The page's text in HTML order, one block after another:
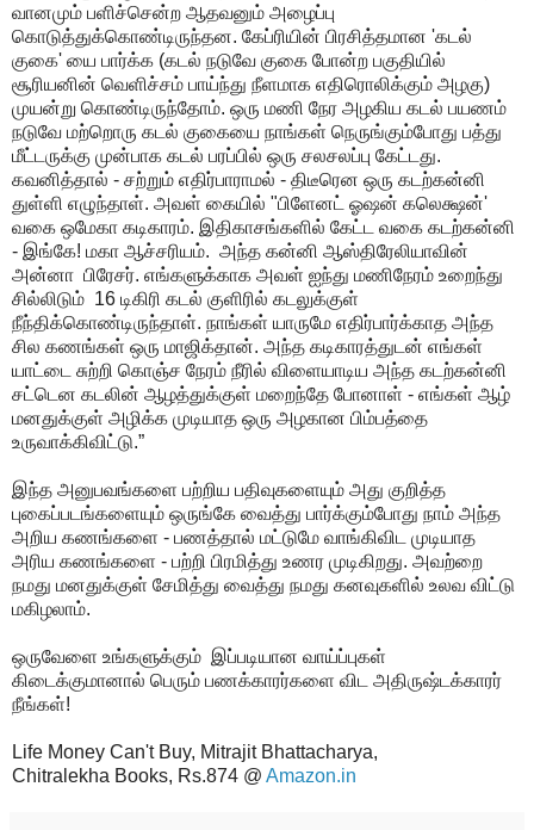
வானமும் பளிச்சென்ற ஆதவனும் அழைப்பு
கொடுத்துக்கொண்டிருந்தன. கேப்ரியின் பிரசித்தமான 'கடல்
குகை' யை பார்க்க (கடல் நடுவே குகை போன்ற பகுதியில்
சூரியனின் வெளிச்சம் பாய்ந்து நீளமாக எதிரொலிக்கும் அழகு)
முயன்று கொண்டிருந்தோம். ஒரு மணி நேர அழகிய கடல் பயணம்
நடுவே மற்றொரு கடல் குகையை நாங்கள் நெருங்கும்போது பத்து
மீட்டருக்கு முன்பாக கடல் பரப்பில் ஒரு சலசலப்பு கேட்டது.
கவனித்தால் - சற்றும் எதிர்பாராமல் - திடீரென ஒரு கடற்கன்னி
துள்ளி எழுந்தாள். அவள் கையில் "பிளேனட் ஓஷன் கலெக்ஷன்'
வகை ஒமேகா கடிகாரம். இதிகாசங்களில் கேட்ட வகை கடற்கன்னி
- இங்கே! மகா ஆச்சரியம். அந்த கன்னி ஆஸ்திரேலியாவின்
அன்னா பிரேசர். எங்களுக்காக அவள் ஐந்து மணிநேரம் உறைந்து
சில்லிடும் 16 டிகிரி கடல் குளிரில் கடலுக்குள்
நீந்திக்கொண்டிருந்தாள். நாங்கள் யாருமே எதிர்பார்க்காத அந்த
சில கணங்கள் ஒரு மாஜிக்தான். அந்த கடிகாரத்துடன் எங்கள்
யாட்டை சுற்றி கொஞ்ச நேரம் நீரில் விளையாடிய அந்த கடற்கன்னி
சட்டென கடலின் ஆழத்துக்குள் மறைந்தே போனாள் - எங்கள் ஆழ்
மனதுக்குள் அழிக்க முடியாத ஒரு அழகான பிம்பத்தை
உருவாக்கிவிட்டு.”
இந்த அனுபவங்களை பற்றிய பதிவுகளையும் அது குறித்த
புகைப்படங்களையும் ஒருங்கே வைத்து பார்க்கும்போது நாம் அந்த
அறிய கணங்களை - பணத்தால் மட்டுமே வாங்கிவிட முடியாத
அரிய கணங்களை - பற்றி பிரமித்து உணர முடிகிறது. அவற்றை
நமது மனதுக்குள் சேமித்து வைத்து நமது கனவுகளில் உலவ விட்டு
மகிழலாம்.
ஒருவேளை உங்களுக்கும் இப்படியான வாய்ப்புகள்
கிடைக்குமானால் பெரும் பணக்காரர்களை விட அதிருஷ்டக்காரர்
நீங்கள்!
Life Money Can't Buy, Mitrajit Bhattacharya,
Chitralekha Books, Rs.874 @ Amazon.in